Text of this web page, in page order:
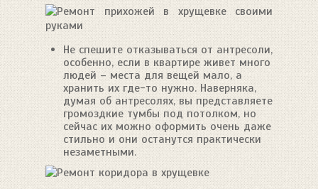
Не спешите отказываться от антресоли,
особенно, если в квартире живет много
людей – места для вещей мало, а
хранить их где-то нужно. Наверняка,
думая об антресолях, вы представляете
громоздкие тумбы под потолком, но
сейчас их можно оформить очень даже
стильно и они останутся практически
незаметными.